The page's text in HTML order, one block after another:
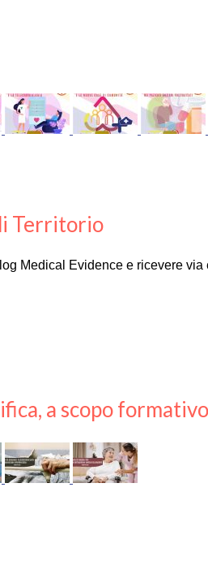
Territorio
Medical Evidence e ricevere
a scopo